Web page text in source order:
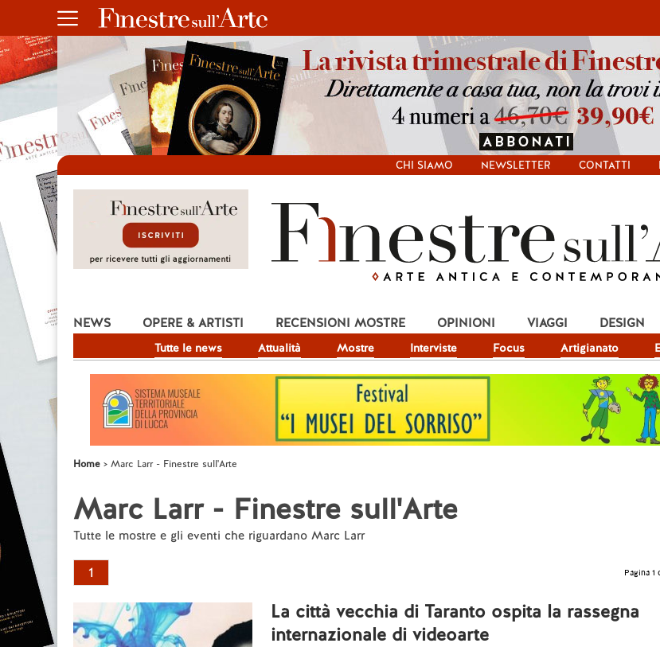
CHI SIAMO NEWSLETTER CONTATTI
NEWS
Tutte le news Attualità Mostre Interviste Focus Artigianato
OPERE & ARTISTI RECENSIONI MOSTRE OPINIONI VIAGGI DESIGN
Home Marc Larr - Finestre sull'Arte
Marc Larr - Finestre sull'Arte
Tutte le mostre e gli eventi che riguardano Marc Larr
1 Pagina 1
La città vecchia di Taranto ospita la rassegna
internazionale di videoarte